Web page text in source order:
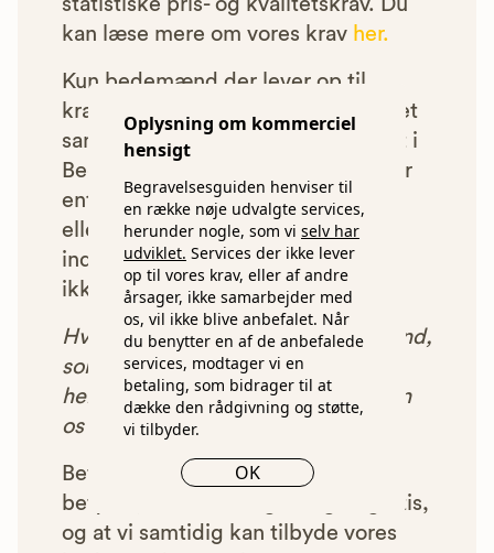
Oplysning om kommerciel
hensigt
Begravelsesguiden henviser til
en række nøje udvalgte services,
herunder nogle, som vi selv har
udviklet. Services der ikke lever
op til vores krav, eller af andre
årsager, ikke samarbejder med
os, vil ikke blive anbefalet. Når
du benytter en af de anbefalede
services, modtager vi en
betaling, som bidrager til at
dække den rådgivning og støtte,
vi tilbyder.
OK
statistiske pris- og kvalitetskrav. Du
kan læse mere om vores krav her.
Kun bedemænd der lever op til
kravene har mulighed for at indgå et
samarbejde med os om at blive vist i
Begravelsesguiden. Bedemænd der
enten ikke lever op til vores krav,
eller som af andre årsager ikke har
indgået et samarbejde med os, vil
ikke blive vist i vores anbefalinger.
Hver gang du benytter en bedemand,
som vi har godkendt, anbefalet og
henvist dig til, betaler bedemanden
os et beløb for denne henvisning.
Betalingen for vores henvisninger
betyder, at vores rådgivning er gratis,
og at vi samtidig kan tilbyde vores